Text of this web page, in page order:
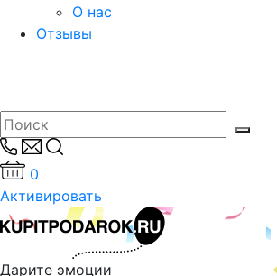
О нас
Отзывы
0
Активировать
Дарите эмоции